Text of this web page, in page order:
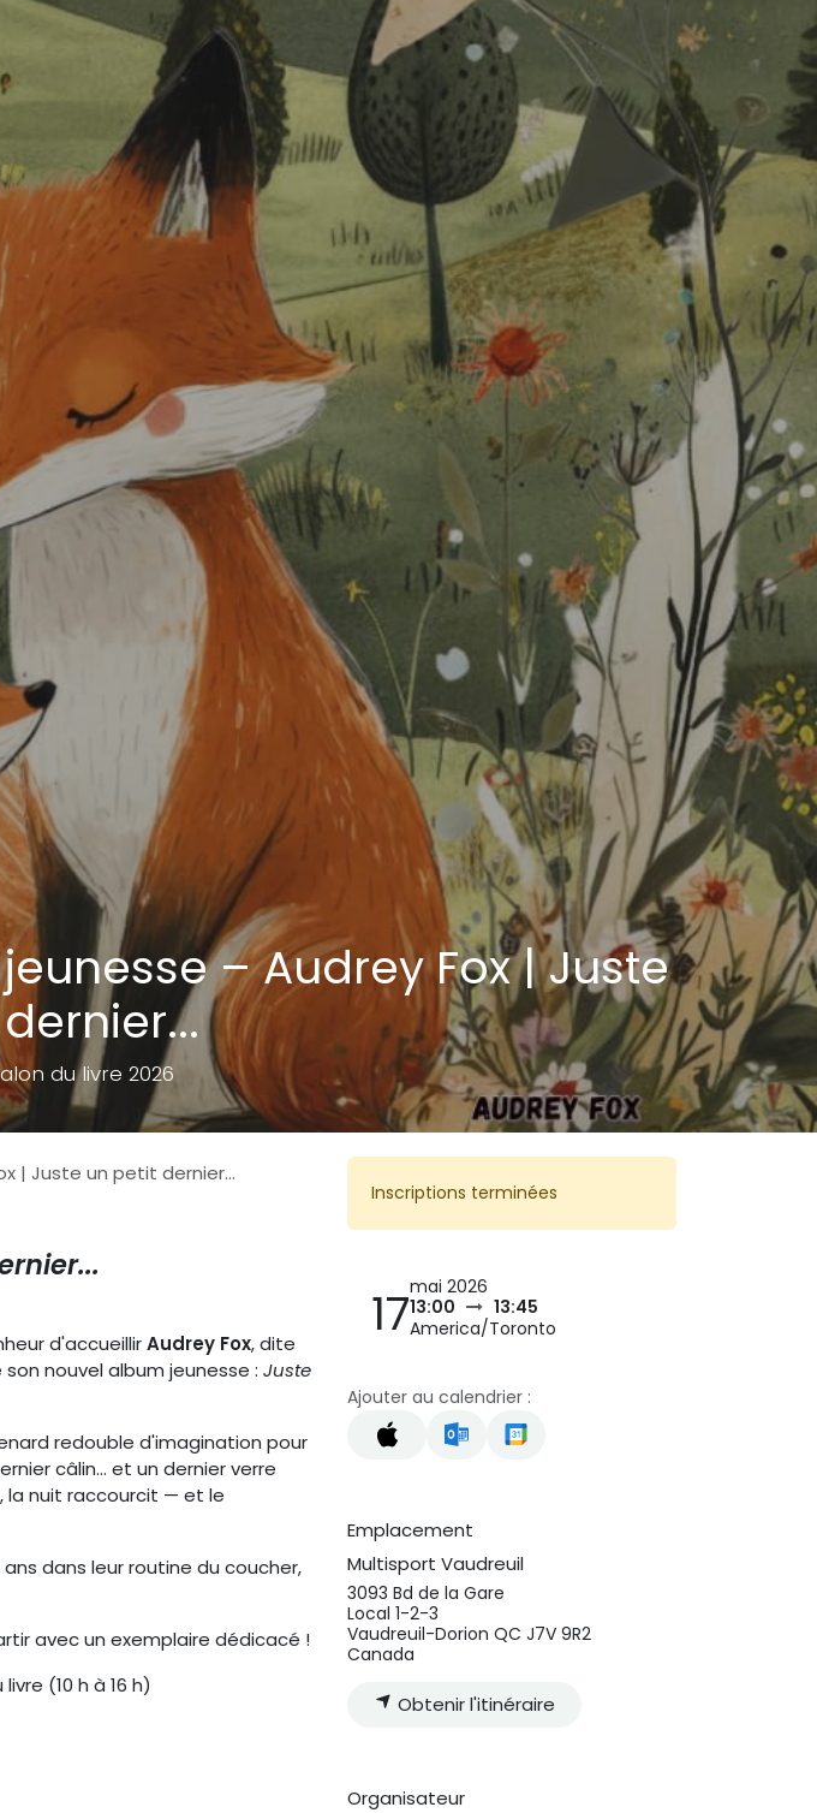
– Audrey Fox | Juste
du livre 2026
| Juste un petit dernier...
d'accueillirAudrey Fox, dite
nouvel album jeunesse : Juste
redouble d'imagination pour
câlin… et un dernier verre
la nuit raccourcit — et le
dans leur routine du coucher,
avec un exemplaire dédicacé !
(10 h à 16 h)
Inscriptions terminées
17mai 2026
13:00
13:45
America/Toronto
Ajouter au calendrier :
Emplacement
Multisport Vaudreuil
3093 Bd de la Gare
Local 1-2-3
Vaudreuil-Dorion QC J7V 9R2
Canada
Obtenir l'itinéraire
Organisateur